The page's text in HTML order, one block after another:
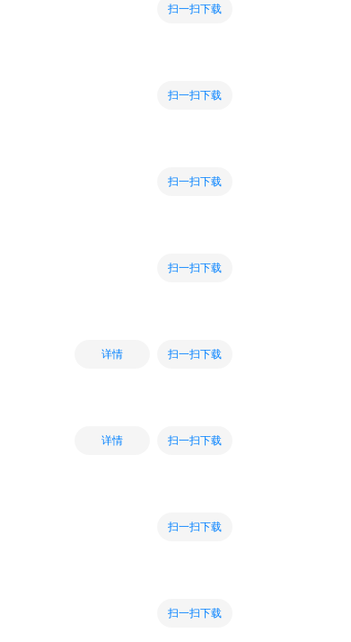
扫一扫下载
扫一扫下载
扫一扫下载
扫一扫下载
详情 扫一扫下载
详情 扫一扫下载
扫一扫下载
扫一扫下载